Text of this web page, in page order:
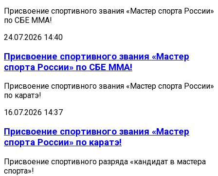
Присвоение спортивного звания «Мастер спорта России»
по СБЕ ММА!
24.07.2026 14:40
Присвоение спортивного звания «Мастер
спорта России» по СБЕ ММА!
Присвоение спортивного звания «Мастер спорта России»
по каратэ!
16.07.2026 14:37
Присвоение спортивного звания «Мастер
спорта России» по каратэ!
Присвоение спортивного разряда «кандидат в мастера
спорта»!